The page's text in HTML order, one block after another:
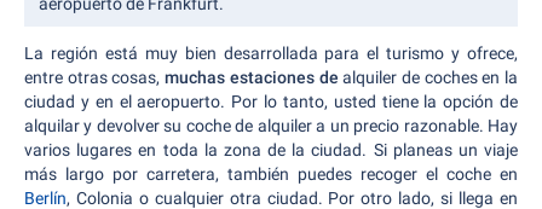
La región está muy bien desarrollada para el turismo y ofrece,
entre otras cosas,muchas estaciones dealquiler de coches en la
ciudad y en el aeropuerto. Por lo tanto, usted tiene la opción de
alquilar y devolver su coche de alquiler a un precio razonable. Hay
varios lugares en toda la zona de la ciudad. Si planeas un viaje
más largo por carretera, también puedes recoger el coche en
Berlín, Colonia o cualquier otra ciudad. Por otro lado, si llega en